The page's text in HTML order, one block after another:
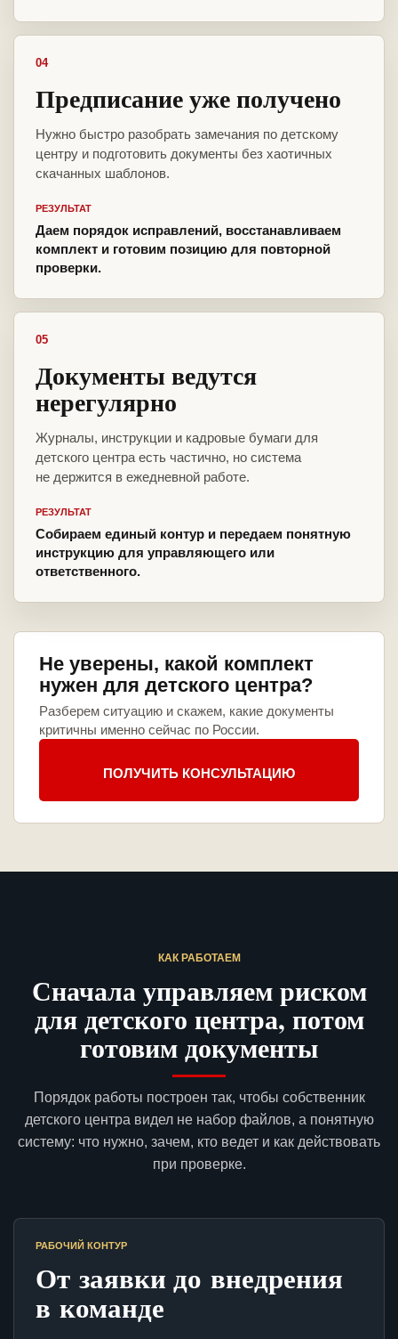
04
Предписание уже получено
Нужно быстро разобрать замечания по детскому
центру и подготовить документы без хаотичных
скачанных шаблонов.
РЕЗУЛЬТАТ
Даем порядок исправлений, восстанавливаем
комплект и готовим позицию для повторной
проверки.
05
Документы ведутся
нерегулярно
Журналы, инструкции и кадровые бумаги для
детского центра есть частично, но система
не держится в ежедневной работе.
РЕЗУЛЬТАТ
Собираем единый контур и передаем понятную
инструкцию для управляющего или
ответственного.
Не уверены, какой комплект
нужен для детского центра?
Разберем ситуацию и скажем, какие документы
критичны именно сейчас по России.
ПОЛУЧИТЬ КОНСУЛЬТАЦИЮ
КАК РАБОТАЕМ
Сначала управляем риском
для детского центра, потом
готовим документы
Порядок работы построен так, чтобы собственник
детского центра видел не набор файлов, а понятную
систему: что нужно, зачем, кто ведет и как действовать
при проверке.
РАБОЧИЙ КОНТУР
От заявки до внедрения
в команде